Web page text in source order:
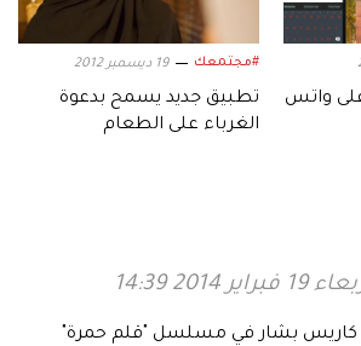
واتس
#مجتمعك 19 ديسمبر 2012
تطبيق جديد يسمح بدعوة
الغرباء على الطعام
فبراير 2014 14:39
كاريس بشار في مسلسل "قلم حمرة"